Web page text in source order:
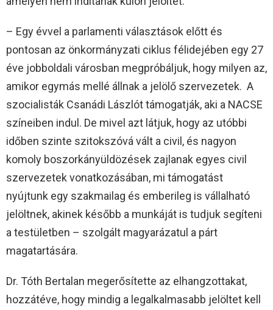
– Egy évvel a parlamenti választások előtt és
pontosan az önkormányzati ciklus félidejében egy 27
éve jobboldali városban megpróbáljuk, hogy milyen az,
amikor egymás mellé állnak a jelölő szervezetek. A
szocialisták Csanádi Lászlót támogatják, aki a NACSE
színeiben indul. De mivel azt látjuk, hogy az utóbbi
időben szinte szitokszóvá vált a civil, és nagyon
komoly boszorkányüldözések zajlanak egyes civil
szervezetek vonatkozásában, mi támogatást
nyújtunk egy szakmailag és emberileg is vállalható
jelöltnek, akinek később a munkáját is tudjuk segíteni
a testületben – szolgált magyarázatul a párt
magatartására.
Dr. Tóth Bertalan megerősítette az elhangzottakat,
hozzátéve, hogy mindig a legalkalmasabb jelöltet kell